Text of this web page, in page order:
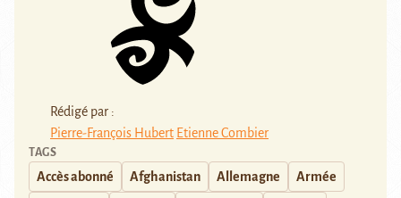
Rédigé par :
Pierre-François Hubert Etienne Combier
TAGS
Accès abonné Afghanistan Allemagne Armée